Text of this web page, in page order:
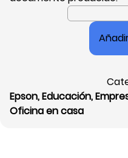
Impresora
Epson
EcoTank
M1180,
x
2400
Epson,Educación,
Oficina en casa